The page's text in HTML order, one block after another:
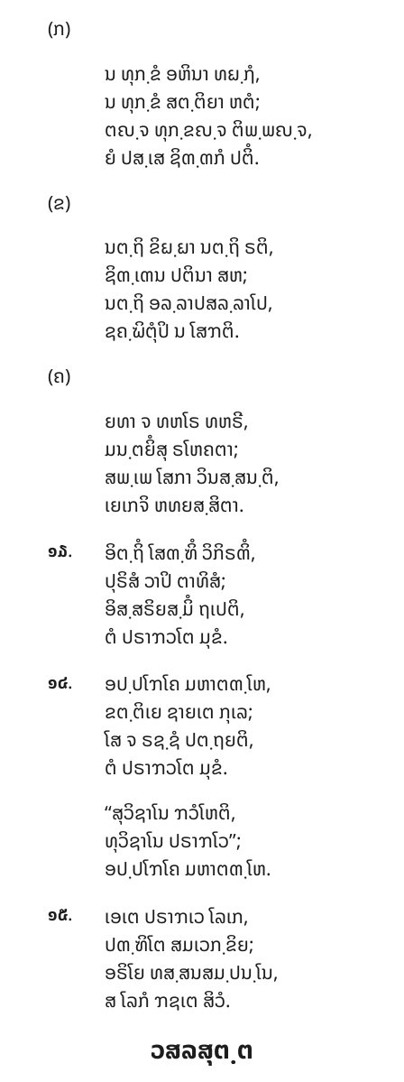
(ກ)
ນ ທຸກ຺ຂໍ ອຫິນາ ທຏ຺ຐໍ,
ນ ທຸກ຺ຂໍ ສຕ຺ຕິຍາ ຫຕໍ;
ຕຎ຺ຈ ທຸກ຺ຂຎ຺ຈ ຕິພ຺ພຎ຺ຈ,
ຍໍ ປສ຺ເສ ຊິຓ຺ຓກໍ ປຕິໍ.
(ຂ)
ນຕ຺ຖິ ຂິຏ຺ຏາ ນຕ຺ຖິ ຣຕິ,
ຊິຓ຺ເຓນ ປຕິນາ ສຫ;
ນຕ຺ຖິ ອລ຺ລາປສລ຺ລາໂປ,
ຊຄ຺ຆິຕຸໍປິ ນ ໂສຠຕິ.
(ຄ)
ຍທາ ຈ ທຫໂຣ ທຫຣີ,
ມນ຺ຕຍິໍສຸ ຣໂຫຄຕາ;
ສພ຺ເພ ໂສກາ ວິນສ຺ສນ຺ຕິ,
ເຍເກຈິ ຫທຍສ຺ສິຕາ.
໑໓. ອິຕ຺ຖິໍໂສຓ຺ຑິໍ ວິກິຣຓິໍ,
ປຸຣິສໍ ວາປິ ຕາທິສໍ;
ອິສ຺ສຣິຍສ຺ມິໍ ຖເປຕິ,
ຕໍ ປຣາຠວໂຕ ມຸຂໍ.
໑໔. ອປ຺ປໂຠໂຄມຫາຕຓ຺ໂຫ,
ຂຕ຺ຕິເຍ ຊາຍເຕ ກຸເລ;
ໂສ ຈ ຣຊ຺ຊໍ ປຕ຺ຖຍຕິ,
ຕໍ ປຣາຠວໂຕ ມຸຂໍ.
‘‘ສຸວິຊາໂນຠວໍໂຫຕິ,
ທຸວິຊາໂນ ປຣາຠໂວ’’;
ອປ຺ປໂຠໂຄ ມຫາຕຓ຺ໂຫ.
໑໕. ເອເຕ ປຣາຠເວ ໂລເກ,
ປຓ຺ຑິໂຕ ສມເວກ຺ຂິຍ;
ອຣິໂຍ ທສ຺ສນສມ຺ປນ຺ໂນ,
ສ ໂລກໍ ຠຊເຕ ສິວໍ.
ວສລສຸຕ຺ຕ